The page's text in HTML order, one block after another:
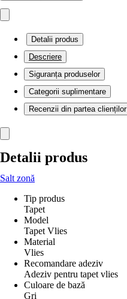
Detalii produs
Descriere
Siguranța produselor
Categorii suplimentare
Recenzii din partea clienților
Detalii produs
Salt zonă
Tip produs
Tapet
Model
Tapet Vlies
Material
Vlies
Recomandare adeziv
Adeziv pentru tapet vlies
Culoare de bază
Gri